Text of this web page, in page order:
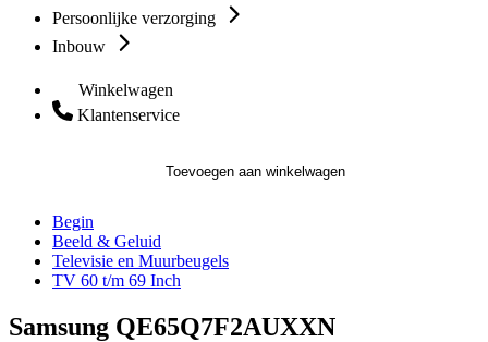
Persoonlijke verzorging
Inbouw
Winkelwagen
Klantenservice
Toevoegen aan winkelwagen
Begin
Beeld & Geluid
Televisie en Muurbeugels
TV 60 t/m 69 Inch
Samsung QE65Q7F2AUXXN